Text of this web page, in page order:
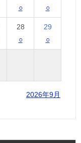
○
○
28
○
29
○
2026年9月